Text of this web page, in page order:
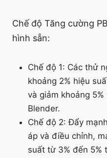
Chế độ Tăng cường
hình sẵn:
Chế độ 1: Các thử
khoảng 2% hiệu
và giảm khoảng
Blender.
Chế độ 2: Đẩy
áp và điều chỉnh,
suất từ 3% đến 5%